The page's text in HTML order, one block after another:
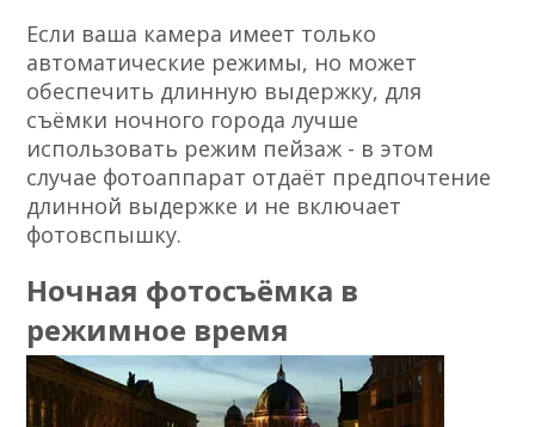
Если ваша камера имеет только
автоматические режимы, но может
обеспечить длинную выдержку, для
съёмки ночного города лучше
использовать режим пейзаж - в этом
случае фотоаппарат отдаёт предпочтение
длинной выдержке и не включает
фотовспышку.
Ночная фотосъёмка в
режимное время